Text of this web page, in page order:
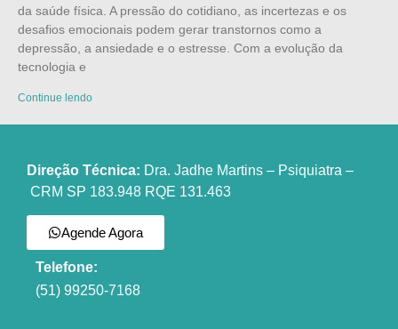
da saúde física. A pressão do cotidiano, as incertezas e os
desafios emocionais podem gerar transtornos como a
depressão, a ansiedade e o estresse. Com a evolução da
tecnologia e
Continue lendo
Direção Técnica: Dra. Jadhe Martins – Psiquiatra –
CRM SP 183.948 RQE 131.463
Agende Agora
Telefone:
(51) 99250-7168